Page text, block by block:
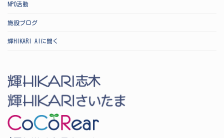
NPO活動
施設ブログ
輝HIKARI AIに聞く